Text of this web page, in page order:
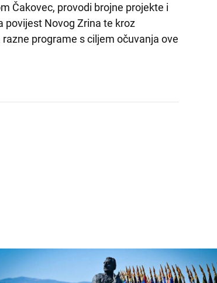
Čakovec, provodi brojne projekte i
povijest Novog Zrina te kroz
programe s ciljem očuvanja ove